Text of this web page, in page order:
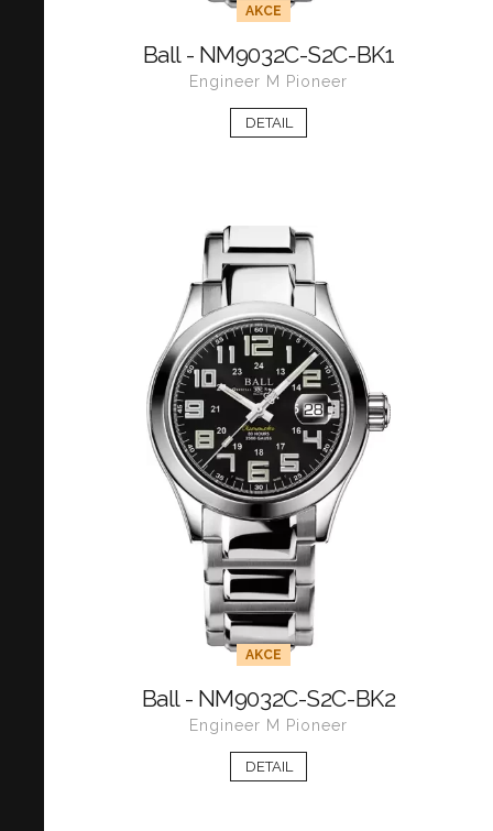
AKCE
Ball - NM9032C-S2C-BK1
Engineer M Pioneer
DETAIL
AKCE
Ball - NM9032C-S2C-BK2
Engineer M Pioneer
DETAIL